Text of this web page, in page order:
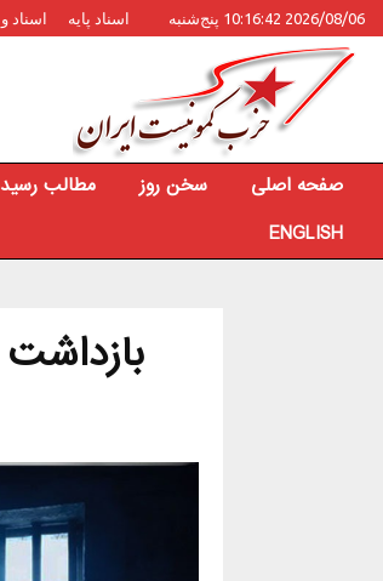
2026/08/06 10:16:42 پنج‌شنبه اسناد پایه اسناد
صفحه اصلی سخن روز مطالب
ENGLISH